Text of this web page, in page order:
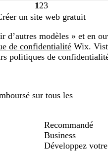
Page
1
1Page
2
2Page
3
3
un site web gratuit
modèles » et en
de confidentialité Wix.
politiques de
sur tous les
Recommandé
Business
Développez